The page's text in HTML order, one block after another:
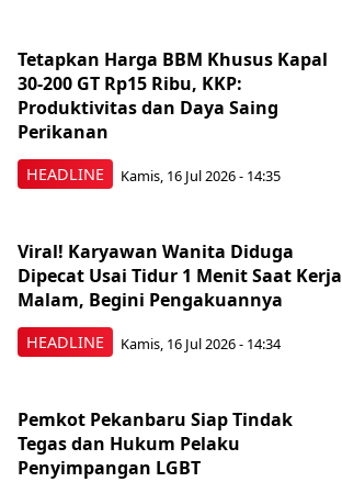
HEADLINE
Tetapkan Harga BBM Khusus Kapal
30-200 GT Rp15 Ribu, KKP:
Produktivitas dan Daya Saing
Perikanan
Kamis, 16 Jul 2026 - 14:35
HEADLINE
Viral! Karyawan Wanita Diduga
Dipecat Usai Tidur 1 Menit Saat Kerja
Malam, Begini Pengakuannya
Kamis, 16 Jul 2026 - 14:34
Pemkot Pekanbaru Siap Tindak
Tegas dan Hukum Pelaku
Penyimpangan LGBT